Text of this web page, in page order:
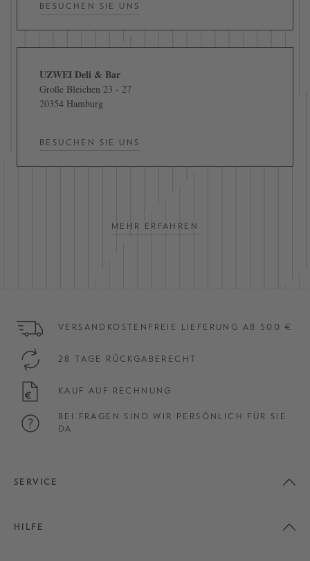
BESUCHEN SIE UNS
UZWEI Deli & Bar
Große Bleichen 23 - 27
20354 Hamburg
BESUCHEN SIE UNS
MEHR ERFAHREN
VERSANDKOSTENFREIE LIEFERUNG AB 500 €
28 TAGE RÜCKGABERECHT
KAUF AUF RECHNUNG
BEI FRAGEN SIND WIR PERSÖNLICH FÜR SIE
DA
SERVICE
HILFE